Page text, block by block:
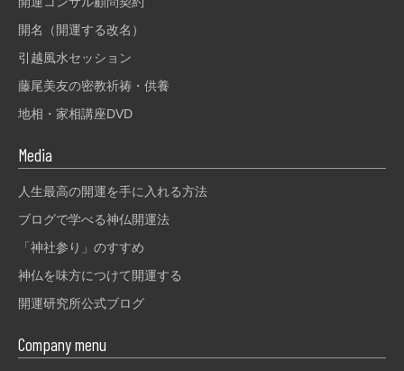
開名（開運する改名）
引越風水セッション
藤尾美友の密教祈祷・供養
地相・家相講座DVD
Media
人生最高の開運を手に入れる方法
ブログで学べる神仏開運法
「神社参り」のすすめ
神仏を味方につけて開運する
開運研究所公式ブログ
Company menu